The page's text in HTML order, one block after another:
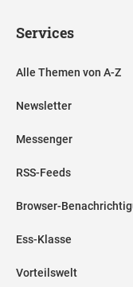
Services
Alle Themen von A-Z
Newsletter
Messenger
RSS-Feeds
Browser-
Ess-Klasse
Vorteilswelt